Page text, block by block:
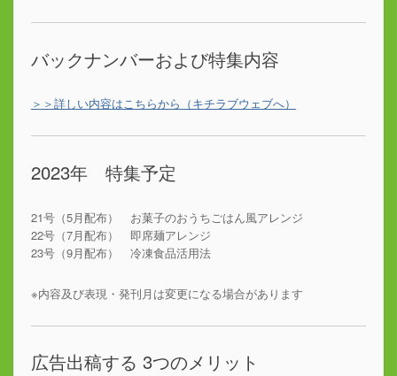
バックナンバーおよび特集内容
＞＞詳しい内容はこちらから（キチラブウェブへ）
2023年 特集予定
21号（5月配布） お菓子のおうちごはん風アレンジ
22号（7月配布） 即席麺アレンジ
23号（9月配布） 冷凍食品活用法
※内容及び表現・発刊月は変更になる場合があります
広告出稿する 3つのメリット